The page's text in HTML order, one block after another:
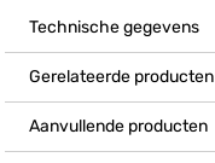
Technische gegevens
Gerelateerde producten
Aanvullende producten